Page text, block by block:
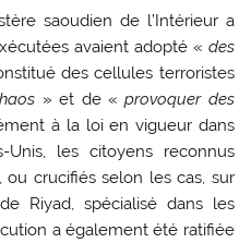
saoudien de l’Intérieur a
avaient adopté « des
des cellules terroristes
» et de «provoquer des
à la loi en vigueur dans
les citoyens reconnus
crucifiés selon les cas, sur
Riyad, spécialisé dans les
a également été ratifiée